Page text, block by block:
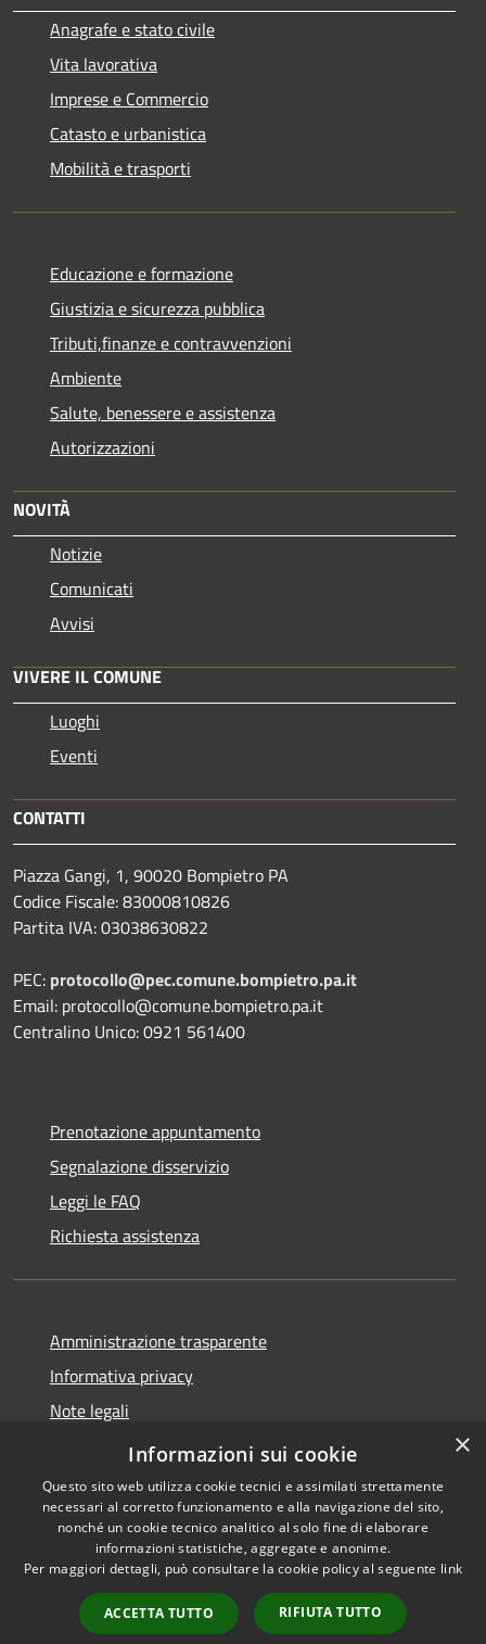
Anagrafe e stato civile
Vita lavorativa
Imprese e Commercio
Catasto e urbanistica
Mobilità e trasporti
Educazione e formazione
Giustizia e sicurezza pubblica
Tributi,finanze e contravvenzioni
Ambiente
Salute, benessere e assistenza
Autorizzazioni
NOVITÀ
Notizie
Comunicati
Avvisi
VIVERE IL COMUNE
Luoghi
Eventi
CONTATTI
Piazza Gangi, 1, 90020 Bompietro PA
Codice Fiscale: 83000810826
Partita IVA: 03038630822
PEC: protocollo@pec.comune.bompietro.pa.it
Email: protocollo@comune.bompietro.pa.it
Centralino Unico: 0921 561400
Prenotazione appuntamento
Segnalazione disservizio
Leggi le FAQ
Richiesta assistenza
Amministrazione trasparente
Informativa privacy
Note legali
Dichiarazione di accessibilità
Accessibilità
Copyright © 2026 • Comune di
Bompietro • Powered by
Municipium•
Accesso
redazione
×
Informazioni sui cookie
Questo sito web utilizza cookie tecnici e assimilati strettamente
necessari al corretto funzionamento e alla navigazione del sito,
nonché un cookie tecnico analitico al solo fine di elaborare
informazioni statistiche, aggregate e anonime.
Per maggiori dettagli, può consultare la cookie policy al seguente link
ACCETTA TUTTO RIFIUTA TUTTO